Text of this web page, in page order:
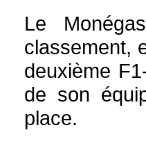
Le
classement,
deuxième
de son
place.